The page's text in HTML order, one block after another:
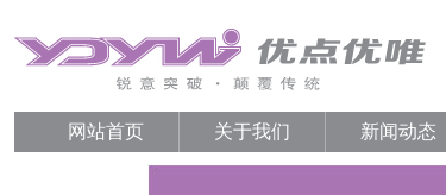
网站首页 关于我们 新闻动态